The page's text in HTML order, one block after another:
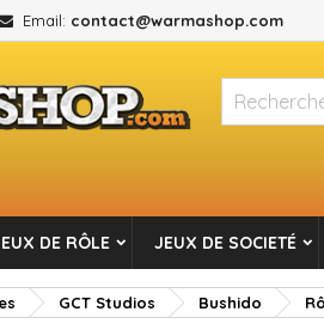
Email: contact@warmashop.com
DE RÔLE JEUX DE SOCIETÉ
GCT Studios Bushido
Mes listes
add_circle_outline Créer une
Créer une
Connexion
Vous devez être